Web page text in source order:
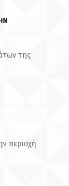
της
περιοχή